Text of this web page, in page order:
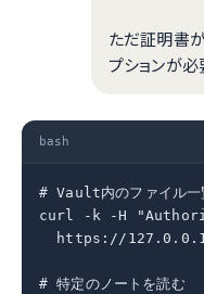
ただ証明書
プションが必
bash
# Vault内のファイル一
curl -k -H
https://
# 特定のノートを読む